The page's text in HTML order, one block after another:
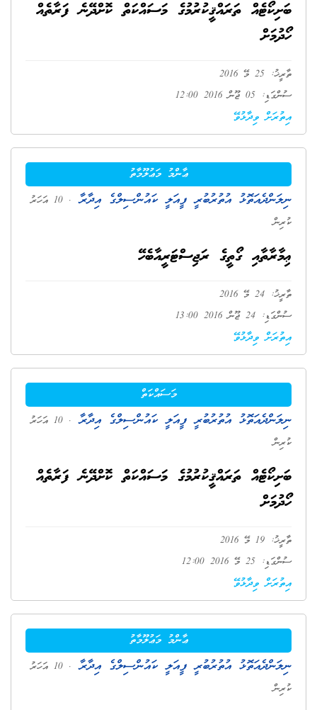
ބަށިކޯޓެއް ތަރައްޤީކުރުމުގެ މަސައްކަތް ކޮށްދޭނެ ފަރާތެއް
ހޯދުމަށް
ތާރީޚު: 25 މޭ 2016
ސުންގަޑި: 05 ޖޫން 2016 12:00
އިތުރަށް ވިދާޅުވޭ
ޢާންމު މަޢުލޫމާތު
ނިލަންދެއަތޮޅު އުތުރުބުރީ ފީއަލީ ކައުންސިލްގެ އިދާރާ
. 10 އަހަރު
ކުރިން
ޢިމާރާތާއި ގޯތީގެ ރަޖިސްޓަރީއާބެހޭ
ތާރީޚު: 24 މޭ 2016
ސުންގަޑި: 24 ޖޫން 2016 13:00
އިތުރަށް ވިދާޅުވޭ
މަސައްކަތް
ނިލަންދެއަތޮޅު އުތުރުބުރީ ފީއަލީ ކައުންސިލްގެ އިދާރާ
. 10 އަހަރު
ކުރިން
ބަށިކޯޓެއް ތަރައްޤީކުރުމުގެ މަސައްކަތް ކޮށްދޭނެ ފަރާތެއް
ހޯދުމަށް
ތާރީޚު: 19 މޭ 2016
ސުންގަޑި: 25 މޭ 2016 12:00
އިތުރަށް ވިދާޅުވޭ
ޢާންމު މަޢުލޫމާތު
ނިލަންދެއަތޮޅު އުތުރުބުރީ ފީއަލީ ކައުންސިލްގެ އިދާރާ
. 10 އަހަރު
ކުރިން